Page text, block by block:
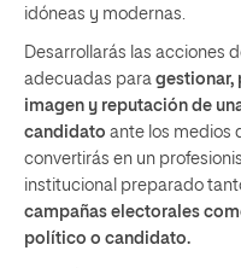
idóneas y modernas.
Desarrollarás las acciones
adecuadas para gestionar,
imagen y reputación de
candidato ante los medios
convertirás en un
institucional preparado
campañas electorales
político o candidato.